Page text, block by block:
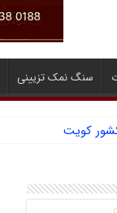
سنگ نمک تزیینی
کویت